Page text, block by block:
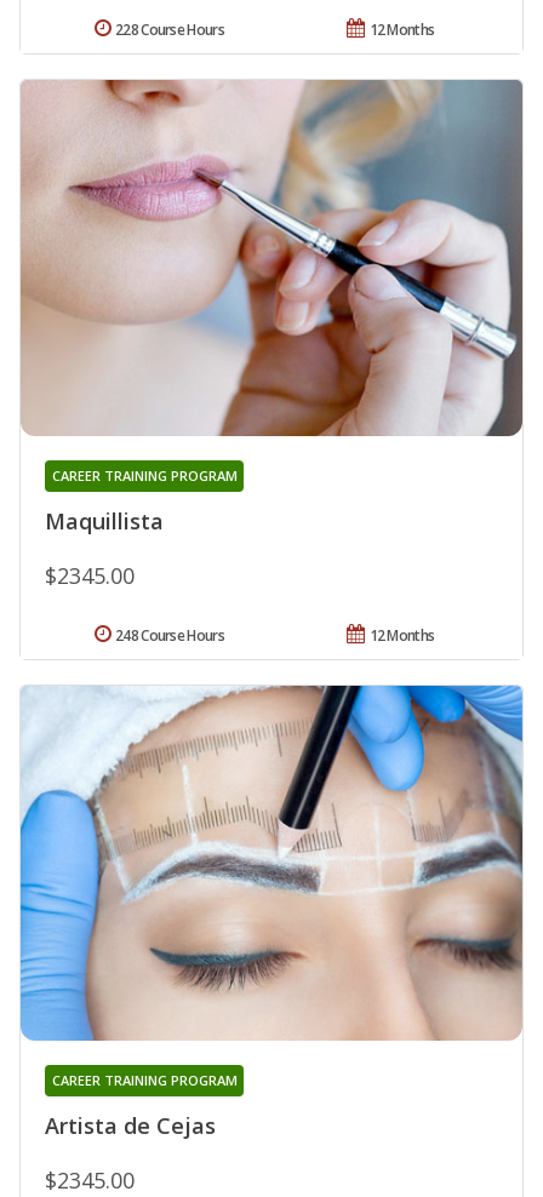
12 Months
228 Course Hours
Maquillista
CAREER TRAINING PROGRAM
$2345.00
12 Months
248 Course Hours
Artista de Cejas
CAREER TRAINING PROGRAM
$2345.00